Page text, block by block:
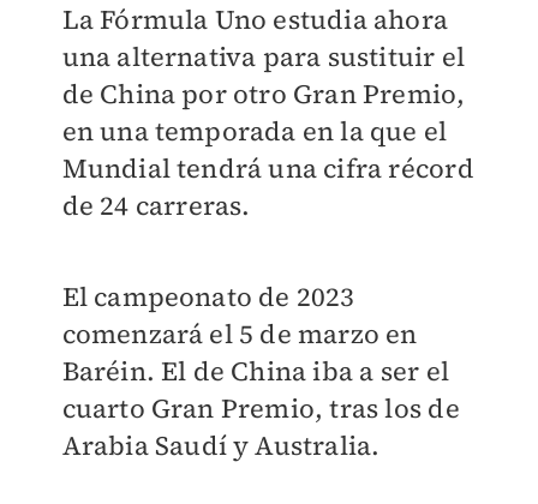
La Fórmula Uno estudia ahora
una alternativa para sustituir el
de China por otro Gran Premio,
en una temporada en la que el
Mundial tendrá una cifra récord
de 24 carreras.
El campeonato de 2023
comenzará el 5 de marzo en
Baréin. El de China iba a ser el
cuarto Gran Premio, tras los de
Arabia Saudí y Australia.